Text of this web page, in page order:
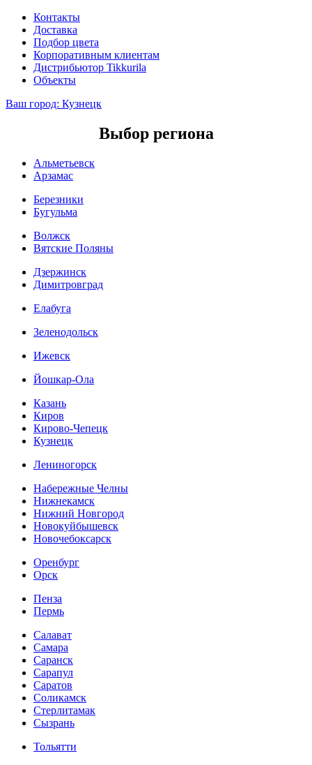
Контакты
Доставка
Подбор цвета
Корпоративным клиентам
Дистрибьютор Tikkurila
Объекты
Ваш город: Кузнецк
Выбор региона
Альметьевск
Арзамас
Березники
Бугульма
Волжск
Вятские Поляны
Дзержинск
Димитровград
Елабуга
Зеленодольск
Ижевск
Йошкар-Ола
Казань
Киров
Кирово-Чепецк
Кузнецк
Лениногорск
Набережные Челны
Нижнекамск
Нижний Новгород
Новокуйбышевск
Новочебоксарск
Оренбург
Орск
Пенза
Пермь
Салават
Самара
Саранск
Сарапул
Саратов
Соликамск
Стерлитамак
Сызрань
Тольятти